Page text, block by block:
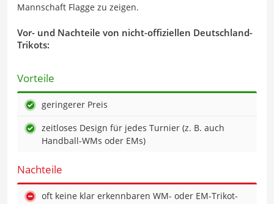
Mannschaft Flagge zu zeigen.
Vor- und Nachteile von nicht-offiziellen Deutschland-
Trikots:
Vorteile
geringerer Preis
zeitloses Design für jedes Turnier (z. B. auch
Handball-WMs oder EMs)
Nachteile
oft keine klar erkennbaren WM- oder EM-Trikot-